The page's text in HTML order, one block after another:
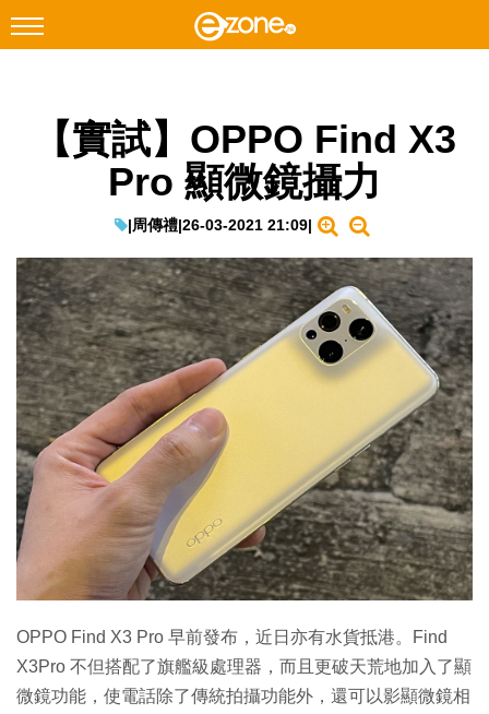
Facebook Instagram
遊戲動漫
教學評測
EduTech
IT Times
生成式AI與雲端應用
Enterprise Digital Transformation
特集
【實試】OPPO Find X3
Pro 顯微鏡攝力
|周傳禮|26-03-2021 21:09|
OPPO Find X3 Pro 早前發布，近日亦有水貨抵港。Find
X3Pro 不但搭配了旗艦級處理器，而且更破天荒地加入了顯
微鏡功能，使電話除了傳統拍攝功能外，還可以影顯微鏡相